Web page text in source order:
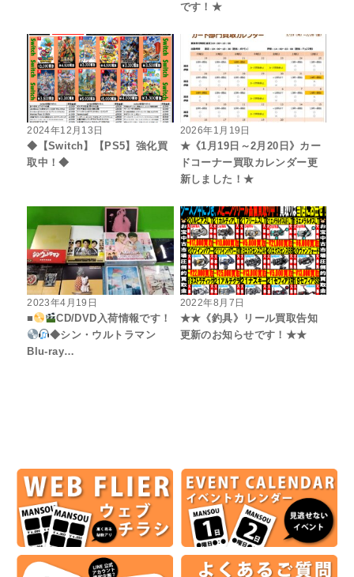
です！★
2024年12月13日
◆【Switch】【PS5】強化買
取中！◆
2026年1月19日
★《1月19日～2月20日》カー
ドコーナー買取カレンダー更
新しました！★
2023年4月19日
■
CD/DVD入荷情報です！
◆シン・ウルトラマン
Blu-ray…
2022年8月7日
★★《釣具》リール買取告知
更新のお知らせです！★★